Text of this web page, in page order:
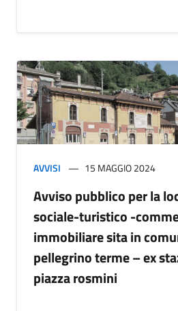
AVVISI 15 MAGGIO 2024
Avviso pubblico per la
sociale-turistico -
immobiliare sita in
pellegrino terme – ex
piazza rosmini